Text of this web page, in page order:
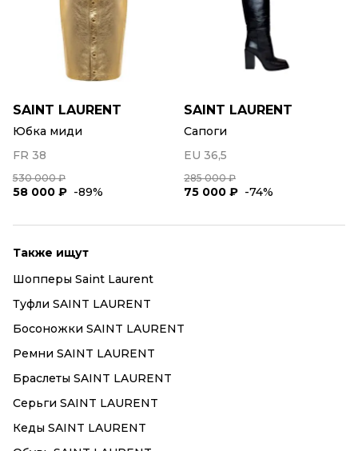
SAINT LAURENT
Юбка миди
FR 38
530 000 ₽
58 000 ₽ -89%
SAINT LAURENT
Сапоги
EU 36,5
285 000 ₽
75 000 ₽ -74%
Также ищут
Шопперы Saint Laurent
Туфли SAINT LAURENT
Босоножки SAINT LAURENT
Ремни SAINT LAURENT
Браслеты SAINT LAURENT
Серьги SAINT LAURENT
Кеды SAINT LAURENT